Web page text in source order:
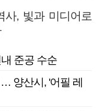
사, 빛과 미디어로
준공 수순
양산시, '어필 레